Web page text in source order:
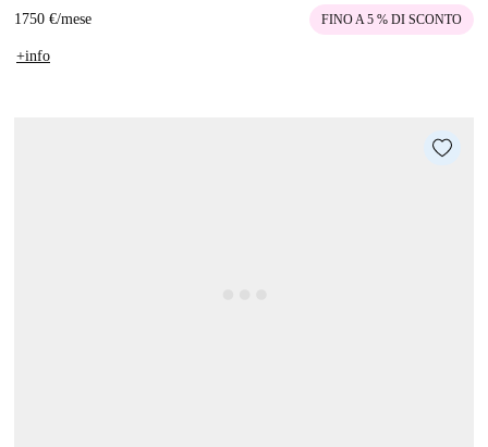
1750 €/mese FINO A 5 % DI SCONTO
+info